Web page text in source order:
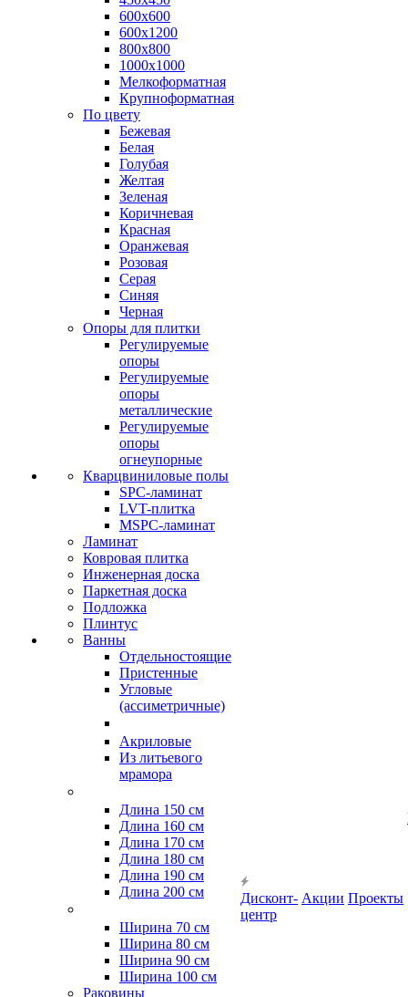
600х600
600х1200
800х800
1000х1000
Мелкоформатная
Крупноформатная
По цвету
Бежевая
Белая
Голубая
Желтая
Зеленая
Коричневая
Красная
Оранжевая
Розовая
Серая
Синяя
Черная
Опоры для плитки
Регулируемые
опоры
Регулируемые
опоры
металлические
Регулируемые
опоры
огнеупорные
Кварцвиниловые полы
SPC-ламинат
LVT-плитка
MSPC-ламинат
Ламинат
Ковровая плитка
Инженерная доска
Паркетная доска
Подложка
Плинтус
Ванны
Отдельностоящие
Пристенные
Угловые
(ассиметричные)
Акриловые
Из литьевого
мрамора
Длина 150 см
Длина 160 см
Длина 170 см
Длина 180 см
Длина 190 см
Длина 200 см
Ширина 70 см
Ширина 80 см
Ширина 90 см
Ширина 100 см
Раковины
Дисконт-
центр
Акции Проекты